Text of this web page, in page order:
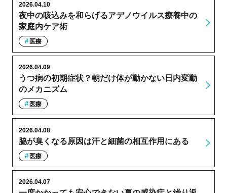
夜中の咳込みを和らげるアデノウイルス療養中の
家庭内ケア術
2026.04.10
医療
うつ病の初期症状？朝だけ体が動かない日内変動
のメカニズム
2026.04.09
医療
脇が臭くなる原因は汗と細菌の相互作用にある
2026.04.08
医療
2026.04.07